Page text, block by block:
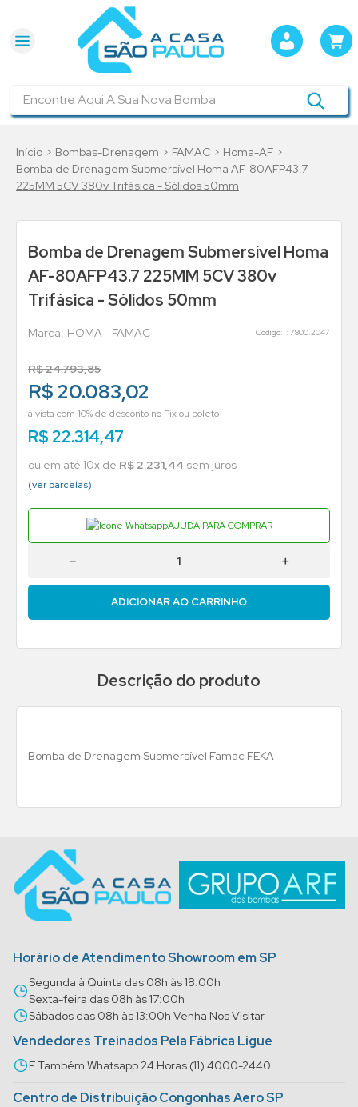
Bombas-Drenagem FAMAC
Homa-AF
Bomba de Drenagem Submersível Homa AF-80AFP43.7
225MM 5CV 380v Trifásica - Sólidos 50mm
Bomba de Drenagem Submersível Homa
AF-80AFP43.7 225MM 5CV 380v
Trifásica - Sólidos 50mm
HOMA - FAMAC : 7800.2047
R$24.793,85
R$ 20.083,02
à vista com 10% de desconto no Pix ou boleto
R$22.314,47
ou em até 10x de R$ 2.231,44 sem juros
(ver parcelas)
AJUDA PARA COMPRAR
＋
－
ADICIONAR AO CARRINHO
Descrição do produto
Bomba de Drenagem Submersível Famac FEKA
Horário de Atendimento Showroom em SP
Segunda à Quinta das 08h às 18:00h
Sexta-feira das 08h às 17:00h
Sábados das 08h às 13:00h Venha Nos Visitar
Vendedores Treinados Pela Fábrica Ligue
E Também Whatsapp 24 Horas (11) 4000-2440
Centro de Distribuição Congonhas Aero SP